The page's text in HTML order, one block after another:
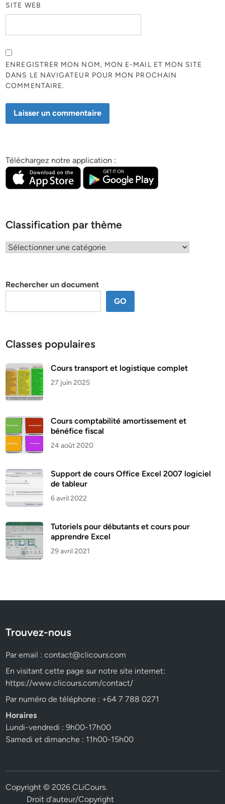
SITE WEB
ENREGISTRER MON NOM, MON E-MAIL ET MON SITE
DANS LE NAVIGATEUR POUR MON PROCHAIN
COMMENTAIRE.
Téléchargez notre application :
Classification par thème
Classification
Rechercher un document
GO
Classes populaires
Cours transport et logistique complet
27 juin 2025
Cours comptabilité amortissement et
bénéfice fiscal
24 août 2020
Support de cours Office Excel 2007 logiciel
de tableur
6 avril 2022
Tutoriels pour débutants et cours pour
apprendre Excel
29 avril 2021
Trouvez-nous
Par email :contact@clicours.com
En visitant cette page sur notre site internet:
https://www.clicours.com/contact/
Par numéro de téléphone : +64 7 788 0271
Horaires
Lundi-vendredi : 9h00-17h00
Samedi et dimanche : 11h00-15h00
Copyright © 2026CLiCours.
Droit d’auteur/Copyright